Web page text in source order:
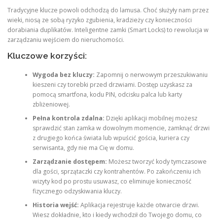
Tradycyjne klucze powoli odchodzą do lamusa. Choć służyły nam przez
wieki, niosą ze sobą ryzyko zgubienia, kradzieży czy konieczności
dorabiania duplikatów. Inteligentne zamki (Smart Locks) to rewolucja w
zarządzaniu wejściem do nieruchomości.
Kluczowe korzyści:
Wygoda bez kluczy: Zapomnij o nerwowym przeszukiwaniu
kieszeni czy torebki przed drzwiami. Dostęp uzyskasz za
pomocą smartfona, kodu PIN, odcisku palca lub karty
zbliżeniowej.
Pełna kontrola zdalna: Dzięki aplikacji mobilnej możesz
sprawdzić stan zamka w dowolnym momencie, zamknąć drzwi
z drugiego końca świata lub wpuścić gościa, kuriera czy
serwisanta, gdy nie ma Cię w domu.
Zarządzanie dostępem: Możesz tworzyć kody tymczasowe
dla gości, sprzątaczki czy kontrahentów. Po zakończeniu ich
wizyty kod po prostu usuwasz, co eliminuje konieczność
fizycznego odzyskiwania kluczy.
Historia wejść: Aplikacja rejestruje każde otwarcie drzwi.
Wiesz dokładnie, kto i kiedy wchodził do Twojego domu, co